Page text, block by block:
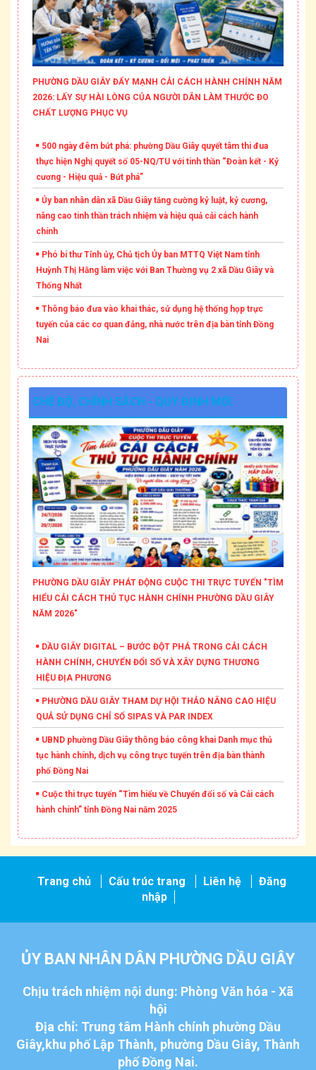
PHƯỜNG DẦU GIÂY ĐẨY MẠNH CẢI CÁCH HÀNH CHÍNH NĂM
2026: LẤY SỰ HÀI LÒNG CỦA NGƯỜI DÂN LÀM THƯỚC ĐO
CHẤT LƯỢNG PHỤC VỤ
500 ngày đêm bứt phá: phường Dầu Giây quyết tâm thi đua
thực hiện Nghị quyết số 05-NQ/TU với tinh thần “Đoàn kết - Kỷ
cương - Hiệu quả - Bứt phá”
Ủy ban nhân dân xã Dầu Giây tăng cường kỷ luật, kỷ cương,
nâng cao tinh thần trách nhiệm và hiệu quả cải cách hành
chính
Phó bí thư Tỉnh ủy, Chủ tịch Ủy ban MTTQ Việt Nam tỉnh
Huỳnh Thị Hằng làm việc với Ban Thường vụ 2 xã Dầu Giây và
Thống Nhất
Thông báo đưa vào khai thác, sử dụng hệ thống họp trực
tuyến của các cơ quan đảng, nhà nước trên địa bàn tỉnh Đồng
Nai
CHẾ ĐỘ, CHÍNH SÁCH - QUY ĐỊNH MỚI
PHƯỜNG DẦU GIÂY PHÁT ĐỘNG CUỘC THI TRỰC TUYẾN "TÌM
HIỂU CẢI CÁCH THỦ TỤC HÀNH CHÍNH PHƯỜNG DẦU GIÂY
NĂM 2026"
DẦU GIÂY DIGITAL – BƯỚC ĐỘT PHÁ TRONG CẢI CÁCH
HÀNH CHÍNH, CHUYỂN ĐỔI SỐ VÀ XÂY DỰNG THƯƠNG
HIỆU ĐỊA PHƯƠNG
PHƯỜNG DẦU GIÂY THAM DỰ HỘI THẢO NÂNG CAO HIỆU
QUẢ SỬ DỤNG CHỈ SỐ SIPAS VÀ PAR INDEX
UBND phường Dầu Giây thông báo công khai Danh mục thủ
tục hành chính, dịch vụ công trực tuyến trên địa bàn thành
phố Đồng Nai
Cuộc thi trực tuyến “Tìm hiểu về Chuyển đổi số và Cải cách
hành chính” tỉnh Đồng Nai năm 2025
Trang chủ Cấu trúc trang Liên hệ
Đăng
nhập
ỦY BAN NHÂN DÂN PHƯỜNG DẦU GIÂY
Chịu trách nhiệm nội dung: Phòng Văn hóa - Xã
hội
Địa chỉ: Trung tâm Hành chính phường Dầu
Giây,khu phố Lập Thành, phường Dầu Giây, Thành
phố Đồng Nai.